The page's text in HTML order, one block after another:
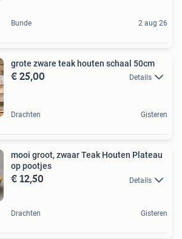
Bunde 2 aug 26
grote zware teak houten schaal 50cm
€ 25,00 Details
Drachten Gisteren
mooi groot, zwaar Teak Houten Plateau
op pootjes
€ 12,50 Details
Drachten Gisteren